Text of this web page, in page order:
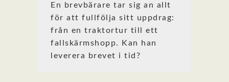
En brevbärare tar sig an allt
för att fullfölja sitt uppdrag:
från en traktortur till ett
fallskärmshopp. Kan han
leverera brevet i tid?